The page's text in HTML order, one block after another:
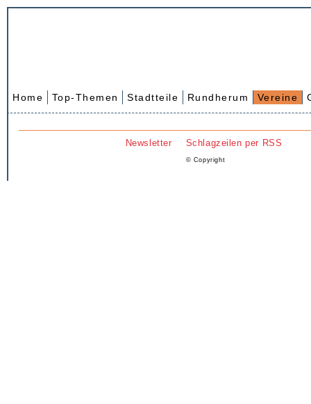
Home Top-Themen Stadtteile Rundherum Vereine
Newsletter Schlagzeilen per RSS
© Copyright